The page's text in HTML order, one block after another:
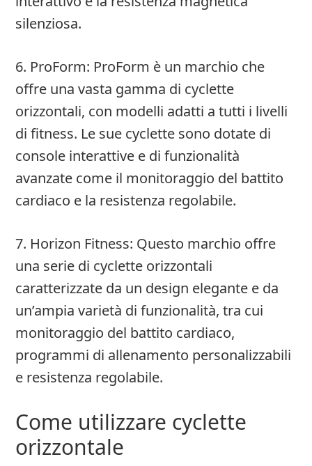
silenziosa.
6. ProForm: ProForm è un marchio che
offre una vasta gamma di cyclette
orizzontali, con modelli adatti a tutti i livelli
di fitness. Le sue cyclette sono dotate di
console interattive e di funzionalità
avanzate come il monitoraggio del battito
cardiaco e la resistenza regolabile.
7. Horizon Fitness: Questo marchio offre
una serie di cyclette orizzontali
caratterizzate da un design elegante e da
un’ampia varietà di funzionalità, tra cui
monitoraggio del battito cardiaco,
programmi di allenamento personalizzabili
e resistenza regolabile.
Come utilizzare cyclette
orizzontale